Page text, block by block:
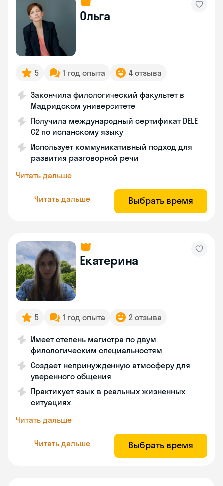
Ольга
5 1 год опыта 4 отзыва
Закончила филологический факультет в
Мадридском университете
Получила международный сертификат DELE
C2 по испанскому языку
Использует коммуникативный подход для
развития разговорной речи
Читать дальше
Читать дальше Выбрать время
Екатерина
5 1 год опыта 2 отзыва
Имеет степень магистра по двум
филологическим специальностям
Создает непринужденную атмосферу для
уверенного общения
Практикует язык в реальных жизненных
ситуациях
Читать дальше
Читать дальше Выбрать время